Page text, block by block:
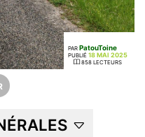
PAR PatouToine
PUBLIÉ 18 MAI 2025
858 LECTEURS